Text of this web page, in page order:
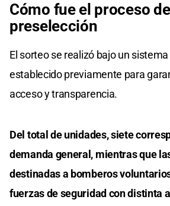
Cómo fue el proceso de
preselección
El sorteo se realizó bajo un
establecido previamente para
acceso y transparencia.
Del total de unidades, siete
demanda general, mientras que
destinadas a bomberos
fuerzas de seguridad con distinta